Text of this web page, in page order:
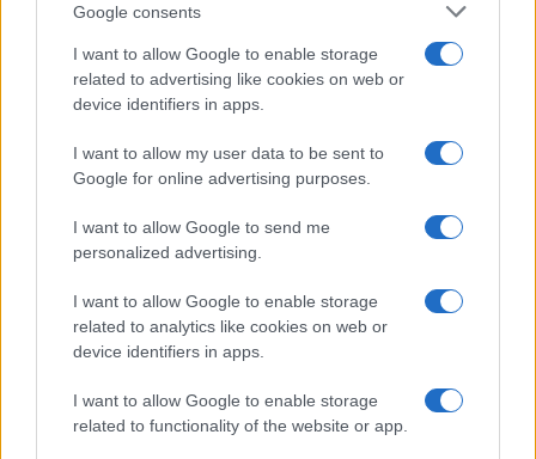
Google consents
I want to allow Google to enable storage
related to advertising like cookies on web or
device identifiers in apps.
I want to allow my user data to be sent to
Google for online advertising purposes.
I want to allow Google to send me
personalized advertising.
I want to allow Google to enable storage
related to analytics like cookies on web or
device identifiers in apps.
I want to allow Google to enable storage
related to functionality of the website or app.
Silverstone nonostante l’infortunio
Andrea Conforti · 10 Ago 2026
MOTORI